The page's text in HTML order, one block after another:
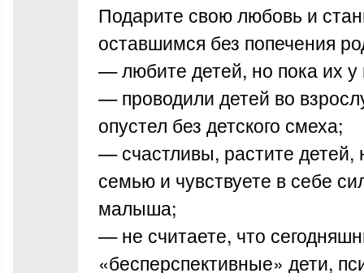
Подарите свою любовь и
оставшимся без попечения
— любите детей, но пока их у
— проводили детей во
опустел без детского смеха;
— счастливы, растите детей,
семью и чувствуете в себе
малыша;
— не считаете, что
«бесперспективные» дети,